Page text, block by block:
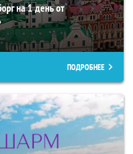
на 1 день от
ПОДРОБНЕЕ